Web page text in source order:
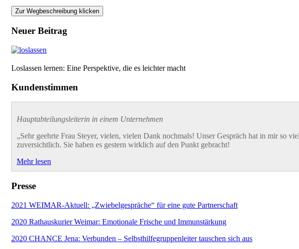
Zur Wegbeschreibung klicken
Neuer Beitrag
Loslassen lernen: Eine Perspektive, die es leichter macht
Kundenstimmen
Hauptabteilungsleiterin in einem Unternehmen
„Sehr geehrte Frau Steyer, vielen, vielen Dank nochmals! Unser Gespräch hat in mir so
zuversichtlich. Sie haben es gestern wirklich auf den Punkt gebracht!
Mehr lesen
Presse
2021 WEIMAR-Aktuell: „Zwiebelgespräche“ für eine gute Partnerschaft
2020 Rathauskurier Weimar: Emotionale Frische und Immunstärkung
2020 CHANCE Jena: Verbunden – Selbsthilfegruppenleiter tauschen sich aus